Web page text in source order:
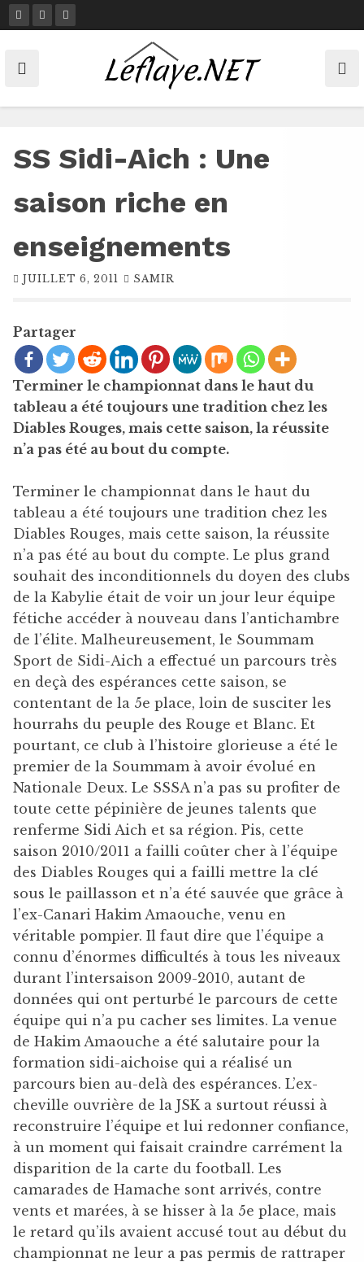
Skip
to
SS Sidi-Aich : Une
saison riche en
enseignements
JUILLET 6, 2011 SAMIR
Partager
Terminer le championnat dans le haut du
tableau a été toujours une tradition chez les
Diables Rouges, mais cette saison, la réussite
n’a pas été au bout du compte.
Terminer le championnat dans le haut du
tableau a été toujours une tradition chez les
Diables Rouges, mais cette saison, la réussite
n’a pas été au bout du compte. Le plus grand
souhait des inconditionnels du doyen des clubs
de la Kabylie était de voir un jour leur équipe
fétiche accéder à nouveau dans l’antichambre
de l’élite. Malheureusement, le Soummam
Sport de Sidi-Aich a effectué un parcours très
en deçà des espérances cette saison, se
contentant de la 5e place, loin de susciter les
hourrahs du peuple des Rouge et Blanc. Et
pourtant, ce club à l’histoire glorieuse a été le
premier de la Soummam à avoir évolué en
Nationale Deux. Le SSSA n’a pas su profiter de
toute cette pépinière de jeunes talents que
renferme Sidi Aich et sa région. Pis, cette
saison 2010/2011 a failli coûter cher à l’équipe
des Diables Rouges qui a failli mettre la clé
sous le paillasson et n’a été sauvée que grâce à
l’ex-Canari Hakim Amaouche, venu en
véritable pompier. Il faut dire que l’équipe a
connu d’énormes difficultés à tous les niveaux
durant l’intersaison 2009-2010, autant de
données qui ont perturbé le parcours de cette
équipe qui n’a pu cacher ses limites. La venue
de Hakim Amaouche a été salutaire pour la
formation sidi-aichoise qui a réalisé un
parcours bien au-delà des espérances. L’ex-
cheville ouvrière de la JSK a surtout réussi à
reconstruire l’équipe et lui redonner confiance,
à un moment qui faisait craindre carrément la
disparition de la carte du football. Les
camarades de Hamache sont arrivés, contre
vents et marées, à se hisser à la 5e place, mais
le retard qu’ils avaient accusé tout au début du
championnat ne leur a pas permis de rattraper